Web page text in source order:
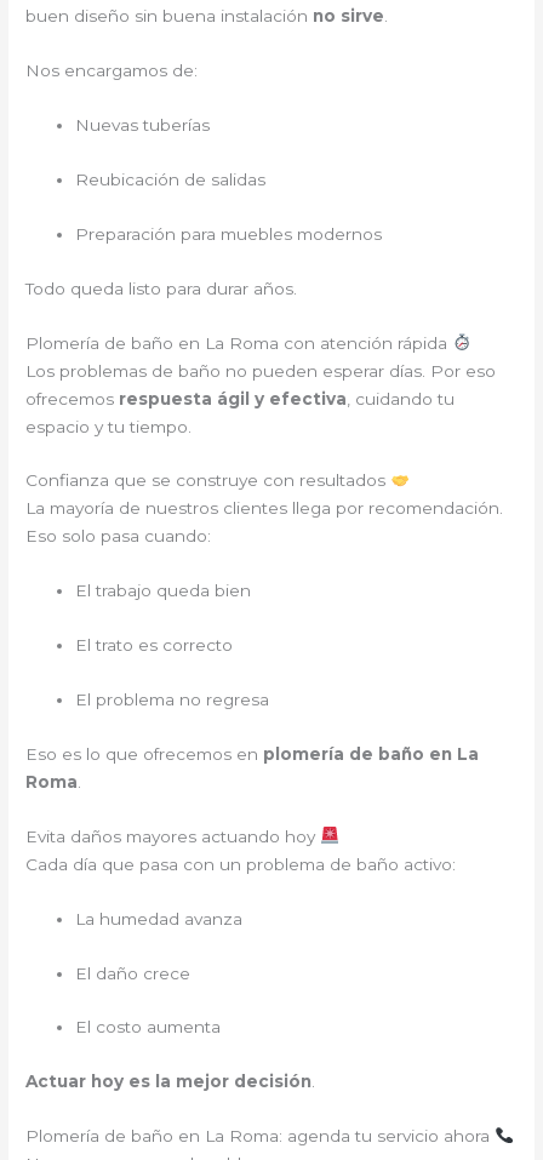
buen diseño sin buena instalación no sirve.
Nos encargamos de:
Nuevas tuberías
Reubicación de salidas
Preparación para muebles modernos
Todo queda listo para durar años.
Plomería de baño en La Roma con atención rápida
Los problemas de baño no pueden esperar días. Por eso
ofrecemos respuesta ágil y efectiva , cuidando tu
espacio y tu tiempo.
Confianza que se construye con resultados
La mayoría de nuestros clientes llega por recomendación.
Eso solo pasa cuando:
El trabajo queda bien
El trato es correcto
El problema no regresa
Eso es lo que ofrecemos en plomería de baño en La
Roma
Evita daños mayores actuando hoy
Cada día que pasa con un problema de baño activo:
La humedad avanza
El daño crece
El costo aumenta
Actuar hoy es la mejor decisión.
Plomería de baño en La Roma: agenda tu servicio ahora